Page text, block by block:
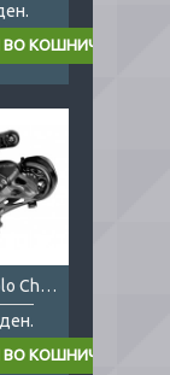
Campagnolo Chorus 12s RD